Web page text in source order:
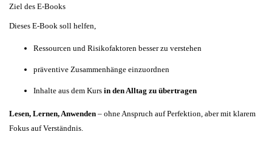
Ziel des E-Books
Dieses E-Book soll helfen,
Ressourcen und Risikofaktoren besser zu verstehen
präventive Zusammenhänge einzuordnen
Inhalte aus dem Kurs in den Alltag zu übertragen
Lesen, Lernen, Anwenden – ohne Anspruch auf Perfektion, aber mit klarem
Fokus auf Verständnis.